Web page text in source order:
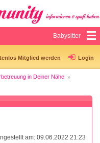
Babysitter
Mitglied werden Login
in Deiner Nähe
am: 09.06.2022 21:23